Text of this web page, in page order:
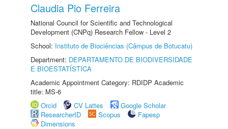
Claudia Pio Ferreira
National Council for Scientific and Technological
Development (CNPq) Research Fellow - Level 2
School: Instituto de Biociências (Câmpus de Botucatu)
Department: DEPARTAMENTO DE BIODIVERSIDADE
E BIOESTATÍSTICA
Academic Appointment Category: RDIDP Academic
title: MS-6
Orcid
CV Lattes
Google Scholar
ResearcherID
Scopus
Fapesp
Dimensions